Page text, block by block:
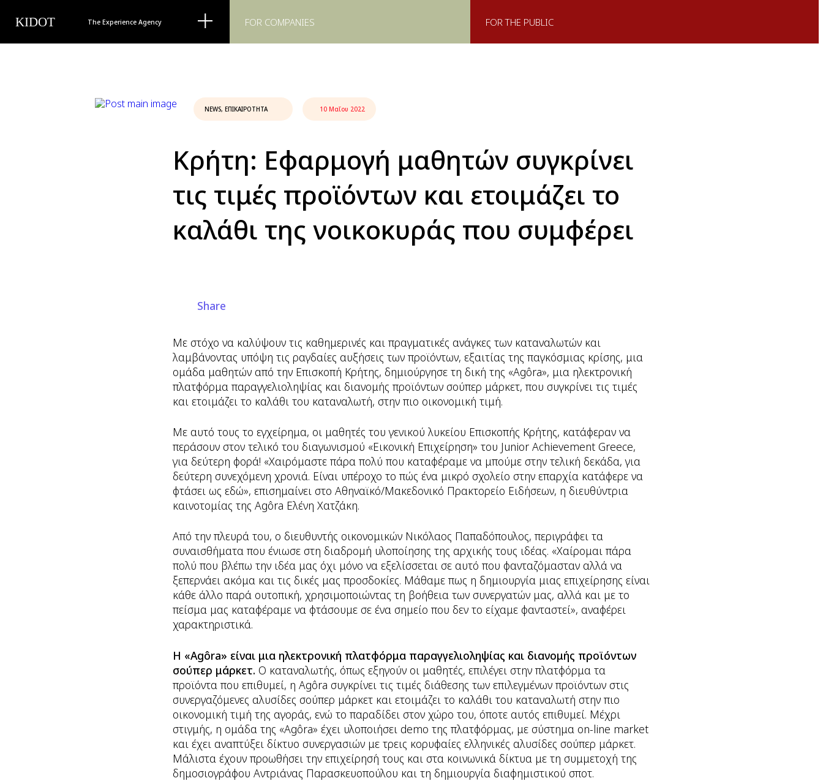
KIDOT The Experience Agency FOR COMPANIES FOR THE PUBLIC
NEWS, ΕΠΙΚΑΙΡΌΤΗΤΑ 10 Μαΐου 2022
Κρήτη: Εφαρμογή μαθητών συγκρίνει
τις τιμές προϊόντων και ετοιμάζει το
καλάθι της νοικοκυράς που συμφέρει
Share
Με στόχο να καλύψουν τις καθημερινές και πραγματικές ανάγκες των καταναλωτών και
λαμβάνοντας υπόψη τις ραγδαίες αυξήσεις των προϊόντων, εξαιτίας της παγκόσμιας κρίσης, μια
ομάδα μαθητών από την Επισκοπή Κρήτης, δημιούργησε τη δική της «Agôra», μια ηλεκτρονική
πλατφόρμα παραγγελιοληψίας και διανομής προϊόντων σούπερ μάρκετ, που συγκρίνει τις τιμές
και ετοιμάζει το καλάθι του καταναλωτή, στην πιο οικονομική τιμή.
Με αυτό τους το εγχείρημα, οι μαθητές του γενικού λυκείου Επισκοπής Κρήτης, κατάφεραν να
περάσουν στον τελικό του διαγωνισμού «Εικονική Επιχείρηση» του Junior Achievement Greece,
για δεύτερη φορά! «Χαιρόμαστε πάρα πολύ που καταφέραμε να μπούμε στην τελική δεκάδα, για
δεύτερη συνεχόμενη χρονιά. Είναι υπέροχο το πώς ένα μικρό σχολείο στην επαρχία κατάφερε να
φτάσει ως εδώ», επισημαίνει στο Αθηναϊκό/Μακεδονικό Πρακτορείο Ειδήσεων, η διευθύντρια
καινοτομίας της Agôra Ελένη Χατζάκη.
Από την πλευρά του, ο διευθυντής οικονομικών Νικόλαος Παπαδόπουλος, περιγράφει τα
συναισθήματα που ένιωσε στη διαδρομή υλοποίησης της αρχικής τους ιδέας. «Χαίρομαι πάρα
πολύ που βλέπω την ιδέα μας όχι μόνο να εξελίσσεται σε αυτό που φανταζόμασταν αλλά να
ξεπερνάει ακόμα και τις δικές μας προσδοκίες. Μάθαμε πως η δημιουργία μιας επιχείρησης είναι
κάθε άλλο παρά ουτοπική, χρησιμοποιώντας τη βοήθεια των συνεργατών μας, αλλά και με το
πείσμα μας καταφέραμε να φτάσουμε σε ένα σημείο που δεν το είχαμε φανταστεί», αναφέρει
χαρακτηριστικά.
Η «Agôra» είναι μια ηλεκτρονική πλατφόρμα παραγγελιοληψίας και διανομής προϊόντων
σούπερ μάρκετ. Ο καταναλωτής, όπως εξηγούν οι μαθητές, επιλέγει στην πλατφόρμα τα
προϊόντα που επιθυμεί, η Agôra συγκρίνει τις τιμές διάθεσης των επιλεγμένων προϊόντων στις
συνεργαζόμενες αλυσίδες σούπερ μάρκετ και ετοιμάζει το καλάθι του καταναλωτή στην πιο
οικονομική τιμή της αγοράς, ενώ το παραδίδει στον χώρο του, όποτε αυτός επιθυμεί. Μέχρι
στιγμής, η ομάδα της «Agôra» έχει υλοποιήσει demo της πλατφόρμας, με σύστημα on-line market
και έχει αναπτύξει δίκτυο συνεργασιών με τρεις κορυφαίες ελληνικές αλυσίδες σούπερ μάρκετ.
Μάλιστα έχουν προωθήσει την επιχείρησή τους και στα κοινωνικά δίκτυα με τη συμμετοχή της
δημοσιογράφου Αντριάνας Παρασκευοπούλου και τη δημιουργία διαφημιστικού σποτ.